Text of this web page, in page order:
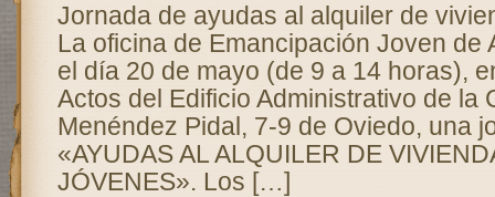
Jornada de ayudas al alquiler de
La oficina de Emancipación Joven de
el día 20 de mayo (de 9 a 14 horas),
Actos del Edificio Administrativo de la
Menéndez Pidal, 7-9 de Oviedo, una
«AYUDAS AL ALQUILER DE
JÓVENES». Los […]